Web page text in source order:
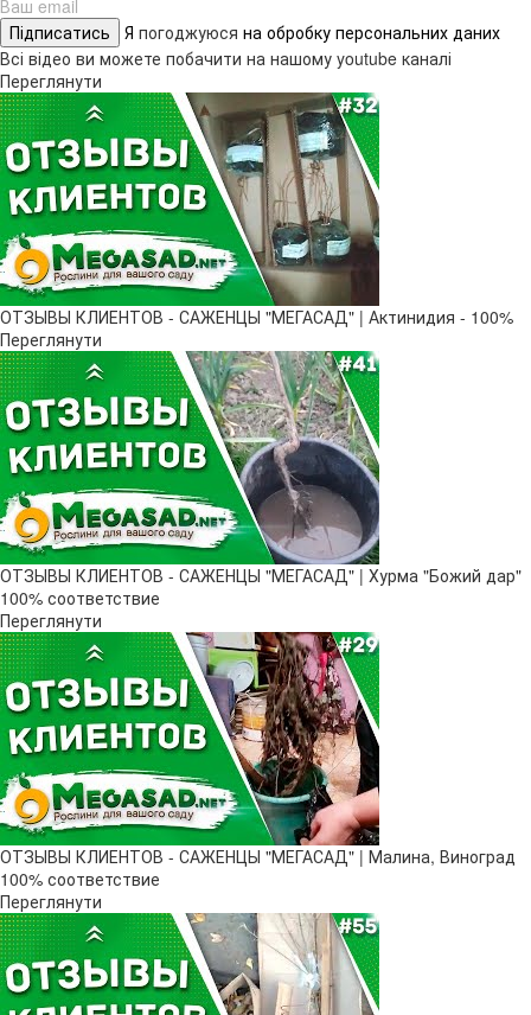
Підписатись Я погоджуюся на обробку персональних даних
Всі відео ви можете побачити на нашому youtube каналі
Переглянути
ОТЗЫВЫ КЛИЕНТОВ - САЖЕНЦЫ "МЕГАСАД" | Актинидия - 100%
Переглянути
ОТЗЫВЫ КЛИЕНТОВ - САЖЕНЦЫ "МЕГАСАД" | Хурма "Божий дар" ​
100% соответствие
Переглянути
ОТЗЫВЫ КЛИЕНТОВ - САЖЕНЦЫ "МЕГАСАД" | Малина, Виноград
100% соответствие
Переглянути